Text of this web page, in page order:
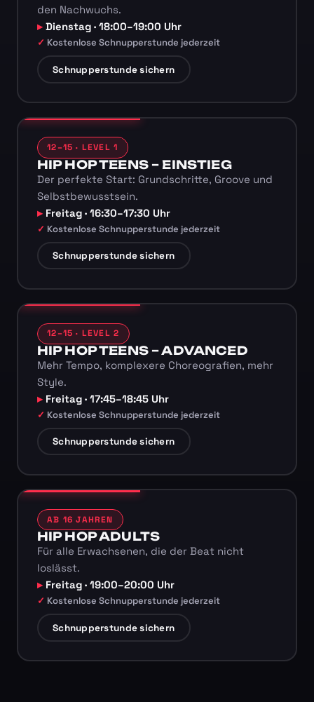
den Nachwuchs.
Dienstag · 18:00–19:00 Uhr
Kostenlose Schnupperstunde jederzeit
Schnupperstunde sichern
12–15 · LEVEL 1
HIP HOP TEENS – EINSTIEG
Der perfekte Start: Grundschritte, Groove und
Selbstbewusstsein.
Freitag · 16:30–17:30 Uhr
Kostenlose Schnupperstunde jederzeit
Schnupperstunde sichern
12–15 · LEVEL 2
HIP HOP TEENS – ADVANCED
Mehr Tempo, komplexere Choreografien, mehr
Style.
Freitag · 17:45–18:45 Uhr
Kostenlose Schnupperstunde jederzeit
Schnupperstunde sichern
AB 16 JAHREN
HIP HOP ADULTS
Für alle Erwachsenen, die der Beat nicht
loslässt.
Freitag · 19:00–20:00 Uhr
Kostenlose Schnupperstunde jederzeit
Schnupperstunde sichern